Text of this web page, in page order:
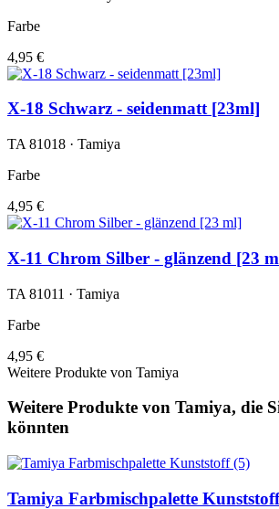
Farbe
4,95 €
X-18 Schwarz - seidenmatt [23ml]
TA 81018 · Tamiya
Farbe
4,95 €
X-11 Chrom Silber - glänzend [23
TA 81011 · Tamiya
Farbe
4,95 €
Weitere Produkte von Tamiya
Weitere Produkte von Tamiya, die
könnten
Tamiya Farbmischpalette